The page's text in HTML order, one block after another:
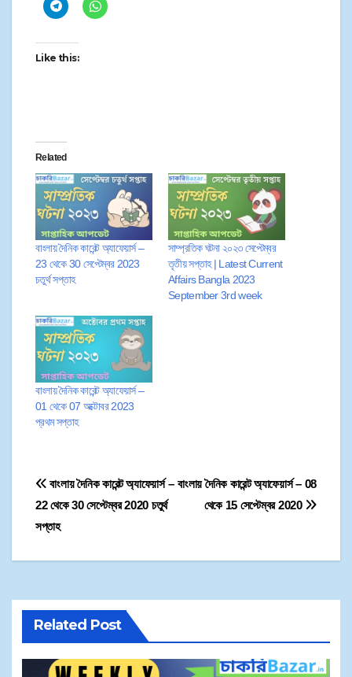
Like this:
Related
বাংলায় দৈনিক কারেন্ট অ্যাফেয়ার্স –
23 থেকে 30 সেপ্টেম্বর 2023
চতুর্থ সপ্তাহ
সাম্প্রতিক ঘটনা ২০২৩ সেপ্টেম্বর
তৃতীয় সপ্তাহ | Latest Current
Affairs Bangla 2023
September 3rd week
বাংলায় দৈনিক কারেন্ট অ্যাফেয়ার্স –
01 থেকে 07 অক্টোবর 2023
প্রথম সপ্তাহ
বাংলায় দৈনিক কারেন্ট অ্যাফেয়ার্স – 08
থেকে 15 সেপ্টেম্বর 2020
বাংলায় দৈনিক কারেন্ট অ্যাফেয়ার্স –
22 থেকে 30 সেপ্টেম্বর 2020 চতুর্থ
সপ্তাহ
Related Post